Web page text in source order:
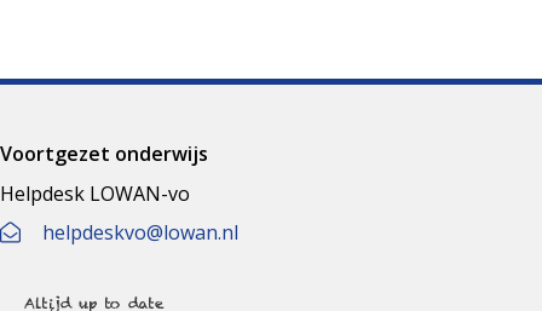
Voortgezet onderwijs
Helpdesk LOWAN-vo
helpdeskvo@lowan.nl
Altijd up to date